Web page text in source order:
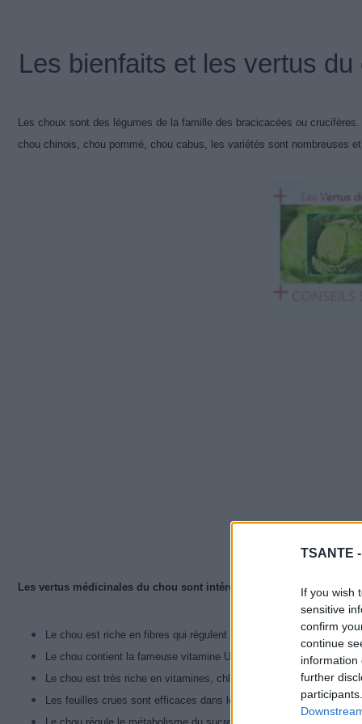
TSANTE -
If you wish
sensitive
confirm
continue
information
further
Les bienfaits et les vertus
Les choux sont des légumes de la famille des bracicacées ou
chou chinois, chou pommé, chou cabus, les variétés sont nombreuses
Les vertus médicinales du chou sont intéressantes :
Le chou est riche en fibres qui régulent le transit intestinal.
Le chou contient la fameuse vitamine U qui favorise la
Le chou est très riche en vitamines, chlorophylles et minéraux. Il
Les feuilles crues sont efficaces dans le traitement des affections